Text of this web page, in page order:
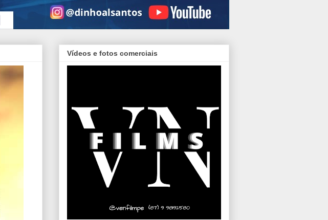
Vídeos e fotos comerciais